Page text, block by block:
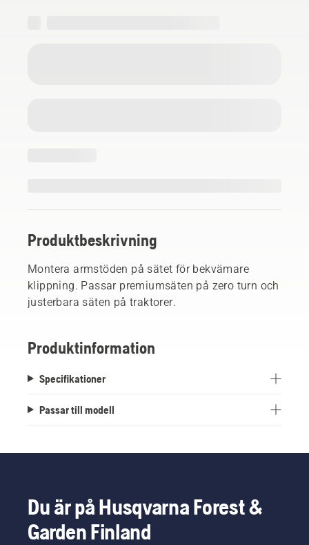
Produktbeskrivning
Montera armstöden på sätet för bekvämare
klippning. Passar premiumsäten på zero turn och
justerbara säten på traktorer.
Produktinformation
Specifikationer
Passar till modell
Du är på Husqvarna Forest &
Garden Finland